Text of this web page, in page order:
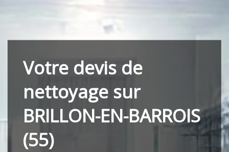
Votre devis de
nettoyage sur
BRILLON-EN-BARROIS
(55)